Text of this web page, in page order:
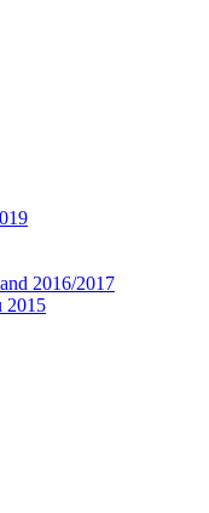
2016/2017
2015